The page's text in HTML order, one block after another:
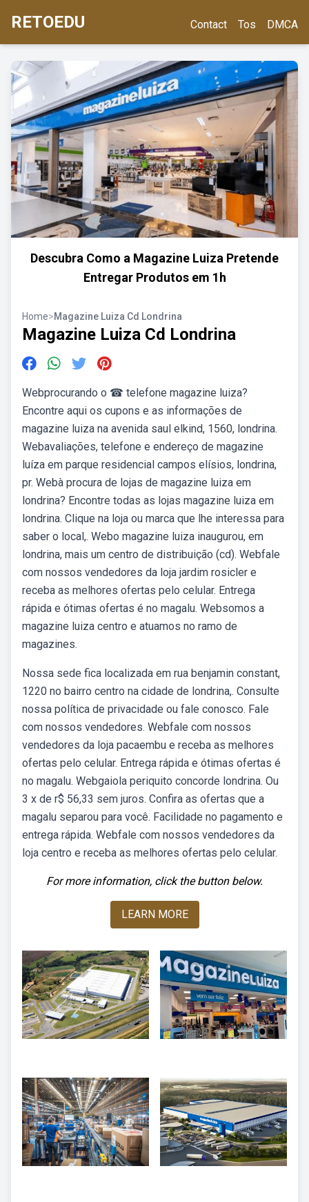
RETOEDU Contact Tos DMCA
Descubra Como a Magazine Luiza Pretende
Entregar Produtos em 1h
Home>Magazine Luiza Cd Londrina
Magazine Luiza Cd Londrina
Webprocurando o ☎ telefone magazine luiza?
Encontre aqui os cupons e as informações de
magazine luiza na avenida saul elkind, 1560, londrina.
Webavaliações, telefone e endereço de magazine
luíza em parque residencial campos elísios, londrina,
pr. Webà procura de lojas de magazine luiza em
londrina? Encontre todas as lojas magazine luiza em
londrina. Clique na loja ou marca que lhe interessa para
saber o local,. Webo magazine luiza inaugurou, em
londrina, mais um centro de distribuição (cd). Webfale
com nossos vendedores da loja jardim rosicler e
receba as melhores ofertas pelo celular. Entrega
rápida e ótimas ofertas é no magalu. Websomos a
magazine luiza centro e atuamos no ramo de
magazines.
Nossa sede fica localizada em rua benjamin constant,
1220 no bairro centro na cidade de londrina,. Consulte
nossa política de privacidade ou fale conosco. Fale
com nossos vendedores. Webfale com nossos
vendedores da loja pacaembu e receba as melhores
ofertas pelo celular. Entrega rápida e ótimas ofertas é
no magalu. Webgaiola periquito concorde londrina. Ou
3 x de r$ 56,33 sem juros. Confira as ofertas que a
magalu separou para você. Facilidade no pagamento e
entrega rápida. Webfale com nossos vendedores da
loja centro e receba as melhores ofertas pelo celular.
For more information, click the button below.
LEARN MORE